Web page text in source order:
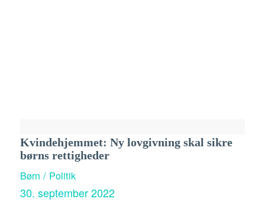
Kvindehjemmet: Ny lovgivning skal sikre
børns rettigheder
Børn / Politik
30. september 2022